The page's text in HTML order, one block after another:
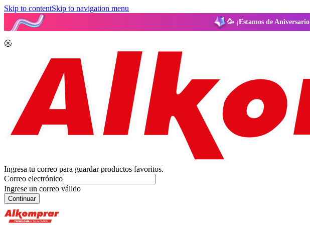
Skip to contentSkip to navigation menu
🥳 ¡Estamos de
Ingresa tu correo para guardar productos favoritos.
Correo electrónico
Ingrese un correo válido
Continuar